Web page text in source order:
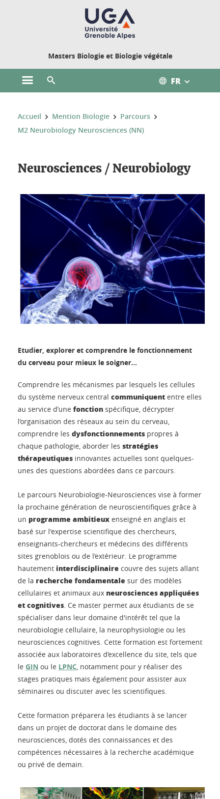
Masters Biologie et Biologie végétale
Ouvrir le menu principal FR
Vous êtes ici :
Accueil Mention Biologie
Parcours
M2 Neurobiology Neurosciences (NN)
Neurosciences / Neurobiology
Etudier, explorer et comprendre le fonctionnement
du cerveau pour mieux le soigner...
Comprendre les mécanismes par lesquels les cellules
du système nerveux central communiquent entre elles
au service d’une fonction spécifique, décrypter
l’organisation des réseaux au sein du cerveau,
comprendre les dysfonctionnements propres à
chaque pathologie, aborder les stratégies
thérapeutiques innovantes actuelles sont quelques-
unes des questions abordées dans ce parcours.
Le parcours Neurobiologie-Neurosciences vise à former
la prochaine génération de neuroscientifiques grâce à
un programme ambitieux enseigné en anglais et
basé sur l'expertise scientifique des chercheurs,
enseignants-chercheurs et médecins des différents
sites grenoblois ou de l’extérieur. Le programme
hautement interdisciplinaire couvre des sujets allant
de la recherche fondamentale sur des modèles
cellulaires et animaux aux neurosciences appliquées
et cognitives . Ce master permet aux étudiants de se
spécialiser dans leur domaine d'intérêt tel que la
neurobiologie cellulaire, la neurophysiologie ou les
neurosciences cognitives. Cette formation est fortement
associée aux laboratoires d’excellence du site, tels que
le GIN ou le LPNC , notamment pour y réaliser des
stages pratiques mais également pour assister aux
séminaires ou discuter avec les scientifiques.
Cette formation préparera les étudiants à se lancer
dans un projet de doctorat dans le domaine des
neurosciences, dotés des connaissances et des
compétences nécessaires à la recherche académique
ou privé de demain.